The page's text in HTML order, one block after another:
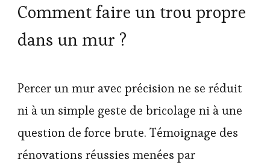
Comment faire un trou propre
dans un mur ?
Percer un mur avec précision ne se réduit
ni à un simple geste de bricolage ni à une
question de force brute. Témoignage des
rénovations réussies menées par